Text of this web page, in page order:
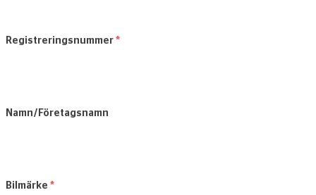
Registreringsnummer*
Namn/Företagsnamn
Bilmärke *